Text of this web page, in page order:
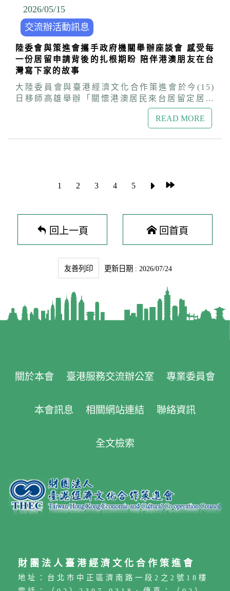
IG：@gangjuehaotai • 聯絡信箱：
gangjuehaotai2026@gmail.com .jpg報名網站
在不同領域發光發熱。政府也將持續營造友善環
境，協助港澳新住民朋友安心生活、發展事業，
在台灣共同創造更多精彩故事。
（SCA）雙重認證，原從事咖啡及餐飲相關工
作，憑藉在香港十多年的實務經驗，將自宅一樓
打造為別具風格的咖啡館。店內不僅提供高品質
的精品手沖咖啡，更親手製作道地港式冰火菠蘿
油，滿足了在地鄉親與遊客的味蕾，也為百年歷
史的新化老街增添了異國風情與創新活力。 陸委
會參事蔡志儒表示，在交流中感受到香港朋友勇
敢跨出舒適圈、在台灣築夢的勇氣與決心，這樣
的故事，正是許多港澳新住民在台努力生活的縮
影。台灣是一個多元且包容的社會，政府非常歡
迎像鄭泳嘉這樣具備專業技術與熱忱的港澳朋友
來台發展，把台灣當作第二個家。 陸委會及策進
會皆致力協助港澳朋友適應在台生活，政府將持
2026/05/15
交流辦活動訊息
陸委會與策進會攜手政府機關舉辦座談會 感受每
一份居留申請背後的扎根期盼 陪伴港澳朋友在台
灣寫下家的故事
大陸委員會與臺港經濟文化合作策進會於今(15)
日移師高雄舉辦「關懷港澳居民來台居留定居座
談會」，與60餘位移居來台港澳人士、大專院校
僑輔人員及港澳生座談交流。陸委會港澳蒙藏處
想定居台灣的朋友順利扎根。 盧長水表示，政府
都有相關資源可供參考及運用，包括國家發展委
員會「TALENT TAIWAN」提供一站式國際人
才服務及延攬中心，及經濟部「外國專業人才媒
合首選平台」等，他鼓勵港澳朋友善用這些資
訊，在台灣這塊土地上發揮所長，成為台灣不可
或缺的助力。 會中移民署專員彭思喬詳細解說投
資與專技居留的相關規定；勞動部勞動力發展署
科長王續蓉介紹學生評點制留台相關規定及提供
南市政府文化局雙語導覽員的適應歷程，鼓勵港
澳朋友積極參與在台生活。 策進會表示，今年將
適生活「救是需要你」基礎急救訓練講座、淨山
淨灘公益活動與生活適應座談及好友港節市集等
會，開創充實安心的新生活。若在台港澳民眾及
港澳學生有就學就業、在台生活、申請居留定居
READ MORE
1 2 3 4 5
回上一頁 回首頁
友善列印 更新日期 : 2026/07/24
關於本會 臺港服務交流辦公室 專業委員會
本會訊息 相關網站連結 聯絡資訊
全文檢索
財團法人臺港經濟文化合作策進會
地址：台北市中正區濟南路一段2之2號18樓